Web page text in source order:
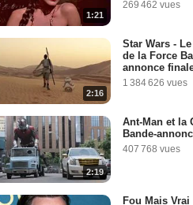
1:21
269 462 vues
2:16
Star Wars - Le
de la Force
annonce
1 384 626 vues
2:19
Ant-Man et la
Bande-
407 768 vues
Fou Mais